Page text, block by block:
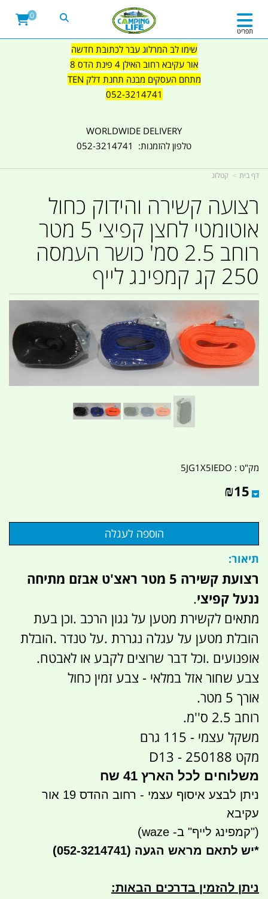
שימו לב המרלוג עבר לכתובת חדשה
אור עקיבא רחוב האילן 4 פינת הדס 8
מתחם העסקים מבנה תחנת דלק TEN
052-3214741
WORLDWIDE DELIVERY
טלפון להזמנות: 052-3214741
תפריט
0
דף בית קטלוג
רצועה קשירה והידוק כחול
אוטומטי לחצן קפיצי 5 מטר
רוחב 2.5 סמ' כושר העמסה
250 קג קמפינג לייף
מק"ט : 5JG1X5IEDO
₪15
תיאור:
רצועת קשירה 5 מטר ראצ'ט אבזם מתיחה
ננעל קפיצי.
מתאים לקשירת מטען על גגון הרכב .וכן בעת
הובלת מטען על עגלה נגררת .על טנדר .הובלת
אופנועים .וכל דבר שרוצים לקבע או לאבטח.
צבע שחור אזל במלאי - צבע זמין כחול
אורך 5 מטר.
רוחב 2.5 ס''מ.
משקל עצמי - 115 גרם
מקט D13 - 250188
משלוחים לכל הארץ 41 שח
ניתן לבצע איסוף עצמי - רחוב ההדס 19 אור
עקיבא
("קמפינג לייף" ב- waze)
*יש לתאם מראש הגעה (052-3214741)
ניתן להזמין בדרכים הבאות: